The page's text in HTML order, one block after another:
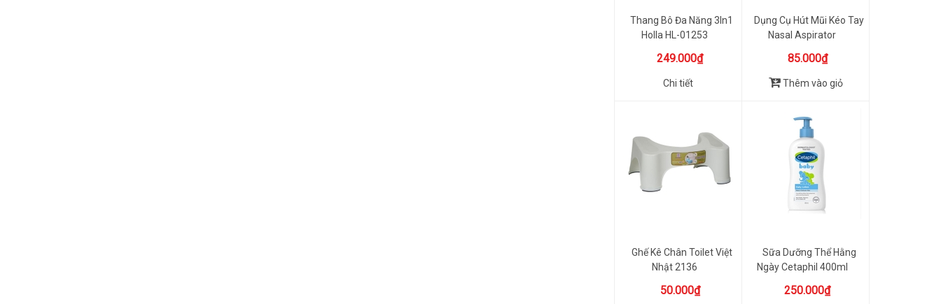
Thang Bô Đa Năng 3In1
Holla HL-01253
249.000₫
Chi tiết
Dụng Cụ Hút Mũi Kéo Tay
Nasal Aspirator
85.000₫
Thêm vào giỏ
Ghế Kê Chân Toilet Việt
Nhật 2136
50.000₫
Sữa Dưỡng Thể Hằng
Ngày Cetaphil 400ml
250.000₫